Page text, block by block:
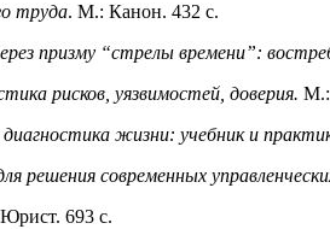
труда. М.: Канон. 432 с.
призму “стрелы времени”:
рисков, уязвимостей, доверия. М.:
жизни: учебник и
современных
693 с.